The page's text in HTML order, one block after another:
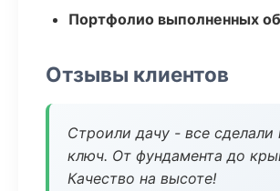
Портфолио выполненных
Отзывы клиентов
Строили дачу - все сделали
ключ. От фундамента до
Качество на высоте!